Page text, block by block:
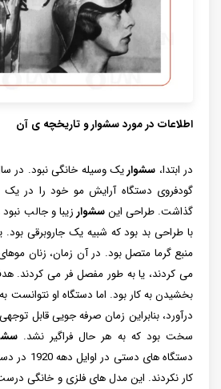
اطلاعات در مورد سشوار و تاریخچه ی آن
در ابتدا، سشوار
گودفروی دستگاه آرایش مو خود را در یک
گذاشت. طراحی اینسشوارزیبا و جالب
با طراحی بد بود که شبیه یک جاروبرقی
منبع گرما متصل بود. در آن زمان، زنان
می ‌کردند، یا به ‌طور مفصل فر می ‌کردند.
بخشیدن به کار بود. اما دستگاه او نتوانست
درآورد، بنابراین زمان صرفه جویی قابل
سخت بود که به هر حال فراگیر نشد.
دستگاه‌
کار نکردند. این مدل ‌های فلزی و خانگی